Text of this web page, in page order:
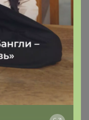
100%
Аналог